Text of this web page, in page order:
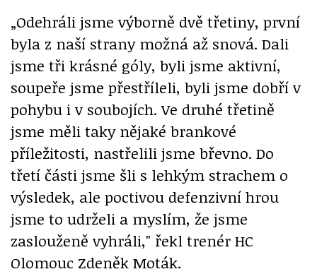
„Odehráli jsme výborně dvě třetiny, první
byla z naší strany možná až snová. Dali
jsme tři krásné góly, byli jsme aktivní,
soupeře jsme přestříleli, byli jsme dobří v
pohybu i v soubojích. Ve druhé třetině
jsme měli taky nějaké brankové
příležitosti, nastřelili jsme břevno. Do
třetí části jsme šli s lehkým strachem o
výsledek, ale poctivou defenzivní hrou
jsme to udrželi a myslím, že jsme
zaslouženě vyhráli," řekl trenér HC
Olomouc Zdeněk Moták.